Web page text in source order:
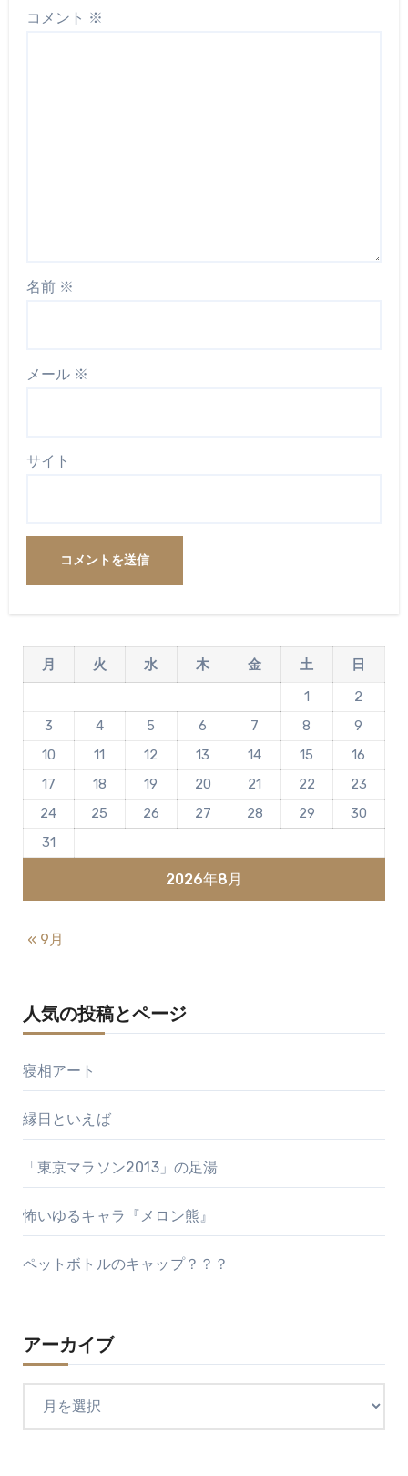
コメント ※
名前 ※
メール ※
サイト
2026年8月
月 火 水 木 金 土
日
1
2
3
4 5 6 7 8
9
10
11 12 13 14 15
16
17
18 19 20 21 22
23
24
25 26 27 28 29
30
31
« 9月
人気の投稿とページ
寝相アート
縁日といえば
「東京マラソン2013」の足湯
怖いゆるキャラ『メロン熊』
ペットボトルのキャップ？？？
アーカイブ